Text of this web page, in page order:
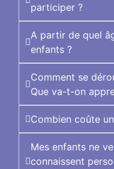
participer ?
A partir de quel
enfants ?
Comment se
Que va-t-on
Combien coûte
Mes enfants ne
connaissent